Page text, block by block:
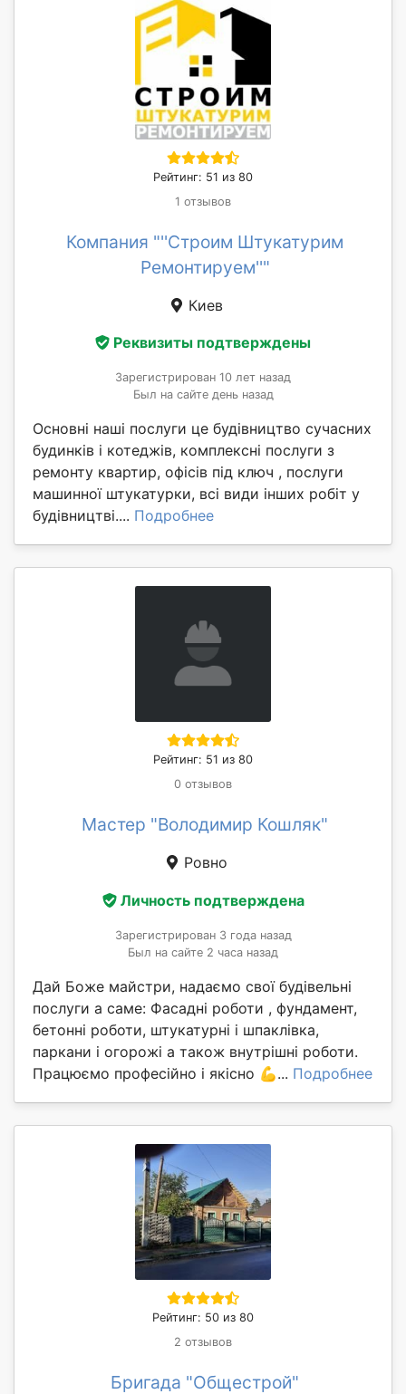
Рейтинг: 51 из 80
1 отзывов
Компания "''Строим Штукатурим
Ремонтируем''"
Киев
Реквизиты подтверждены
Зарегистрирован 10 лет назад
Был на сайте день назад
Основні наші послуги це будівництво сучасних
будинків і котеджів, комплексні послуги з
ремонту квартир, офісів під ключ , послуги
машинної штукатурки, всі види інших робіт у
будівництві.... Подробнее
Рейтинг: 51 из 80
0 отзывов
Мастер "Володимир Кошляк"
Ровно
Личность подтверждена
Зарегистрирован 3 года назад
Был на сайте 2 часа назад
Дай Боже майстри, надаємо свої будівельні
послуги а саме: Фасадні роботи , фундамент,
бетонні роботи, штукатурні і шпаклівка,
паркани і огорожі а також внутрішні роботи.
Працюємо професійно і якісно 💪... Подробнее
Рейтинг: 50 из 80
2 отзывов
Бригада "Общестрой"